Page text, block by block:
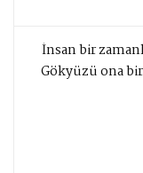
İnsan bir
Gökyüzü ona